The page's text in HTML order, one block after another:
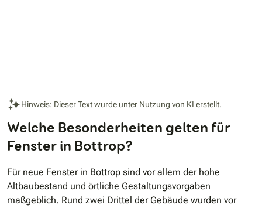
Hinweis: Dieser Text wurde unter Nutzung von KI erstellt.
Welche Besonderheiten gelten für
Fenster in Bottrop?
Für neue Fenster in Bottrop sind vor allem der hohe
Altbaubestand und örtliche Gestaltungsvorgaben
maßgeblich. Rund zwei Drittel der Gebäude wurden vor